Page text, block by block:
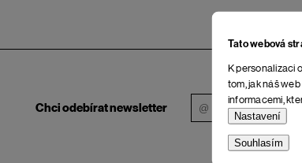
Tato webová
K personalizaci
tom, jak náš
informacemi,
Nastavení
Souhlasím
Chci odebírat newsletter